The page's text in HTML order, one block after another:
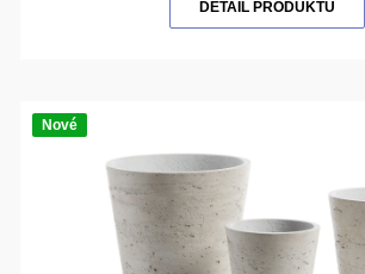
DETAIL PRODUKTU
Nové